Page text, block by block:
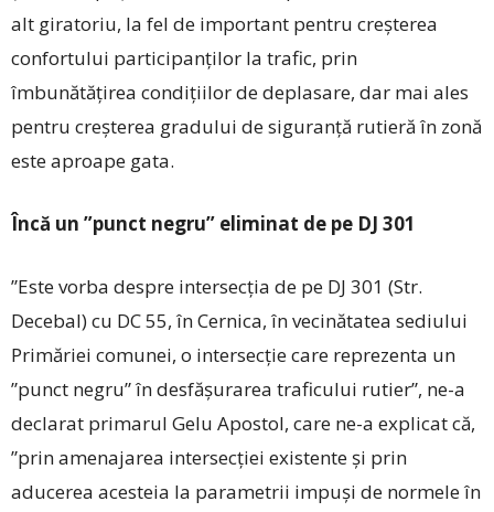
alt giratoriu, la fel de important pentru creșterea
confortului participanților la trafic, prin
îmbunătățirea condițiilor de deplasare, dar mai ales
pentru creșterea gradului de siguranță rutieră în zonă
este aproape gata.
Încă un ”punct negru” eliminat de pe DJ 301
”Este vorba despre intersecția de pe DJ 301 (Str.
Decebal) cu DC 55, în Cernica, în vecinătatea sediului
Primăriei comunei, o intersecție care reprezenta un
”punct negru” în desfăşurarea traficului rutier”, ne-a
declarat primarul Gelu Apostol, care ­ne-a explicat că,
”prin amenajarea intersecției existente și prin
aducerea acesteia la parametrii impuşi de normele în